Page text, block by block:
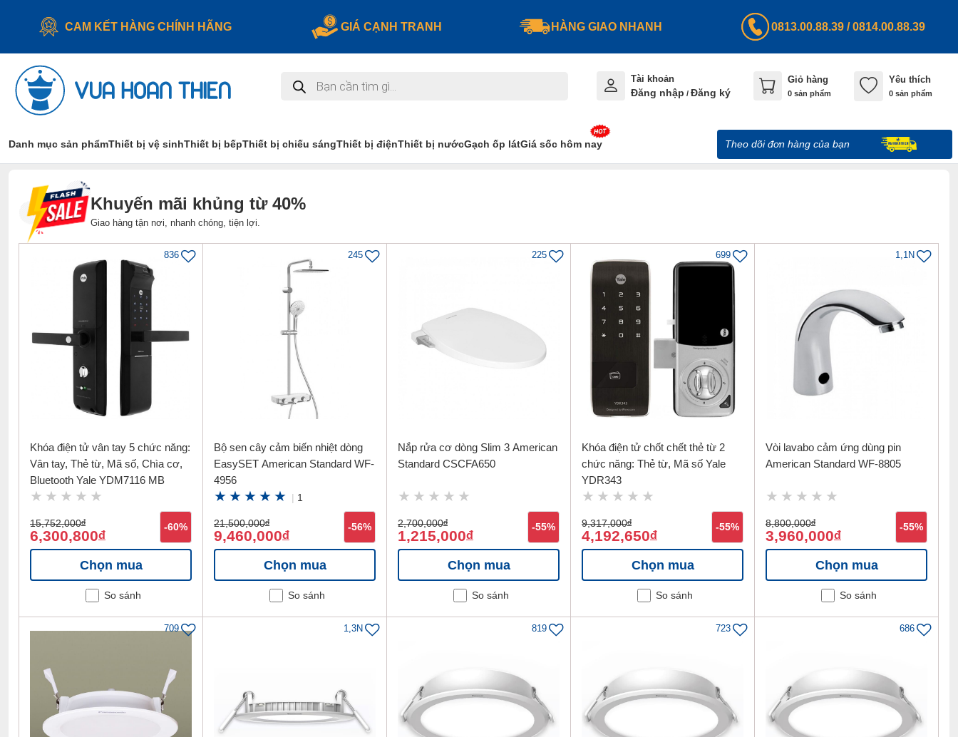
CAM KẾT HÀNG CHÍNH HÃNG GIÁ CẠNH TRANH HÀNG GIAO NHANH 0813.00.88.39 /0814.00.88.39
kiếm
sản
Tài khoản
Đăng nhập / Đăng ký
Giỏ hàng
0 sản phẩm
Yêu thích
0 sản phẩm
Danh mục sản phẩmThiết bị vệ sinhThiết bị bếpThiết bị chiếu sángThiết bị điệnThiết bị nướcGạch ốp látGiá sốc hôm nay Theo dõi đơn hàng của bạn
Khuyến mãi khủng từ 40%
Giao hàng tận nơi, nhanh chóng, tiện lợi.
836
Khóa điện tử vân tay 5 chức năng:
Vân tay, Thẻ từ, Mã số, Chìa cơ,
Bluetooth Yale YDM7116 MB
15,752,000đ
6,300,800đ
-60%
Chọn mua
So sánh
245
Bộ sen cây cảm biến nhiệt dòng
EasySET American Standard WF-
4956
| 1
21,500,000đ
9,460,000đ
-56%
Chọn mua
So sánh
225
Nắp rửa cơ dòng Slim 3 American
Standard CSCFA650
2,700,000đ
1,215,000đ
-55%
Chọn mua
So sánh
699
Khóa điện tử chốt chết thẻ từ 2
chức năng: Thẻ từ, Mã số Yale
YDR343
9,317,000đ
4,192,650đ
-55%
Chọn mua
So sánh
1,1N
Vòi lavabo cảm ứng dùng pin
American Standard WF-8805
8,800,000đ
3,960,000đ
-55%
Chọn mua
So sánh
709 1,3N 819 723 686